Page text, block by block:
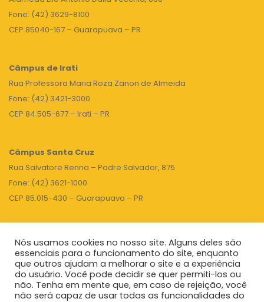
Fone: (42) 3629-8100
CEP 85040-167 – Guarapuava – PR
Câmpus de Irati
Rua Professora Maria Roza Zanon de Almeida
Fone: (42) 3421-3000
CEP 84.505-677 – Irati – PR
Câmpus Santa Cruz
Rua Salvatore Renna – Padre Salvador, 875
Fone: (42) 3621-1000
CEP 85.015-430 – Guarapuava – PR
TOPO
Unicentro |Governo do Paraná|Seti| Agenda do Reitor
Nós usamos cookies no nosso site. Alguns deles são
essenciais para o funcionamento do site, enquanto
que outros ajudam a melhorar o site e a experiência
do usuário. Você pode decidir se quer permiti-los ou
não. Tenha em mente que, em caso de rejeição, você
não será capaz de usar todas as funcionalidades do